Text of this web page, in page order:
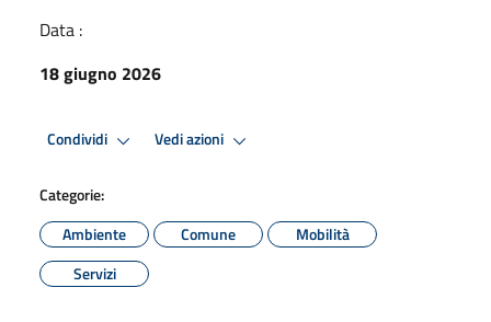
Data :
18 giugno 2026
Condividi Vedi azioni
Categorie:
Ambiente
Comune
Mobilità
Servizi